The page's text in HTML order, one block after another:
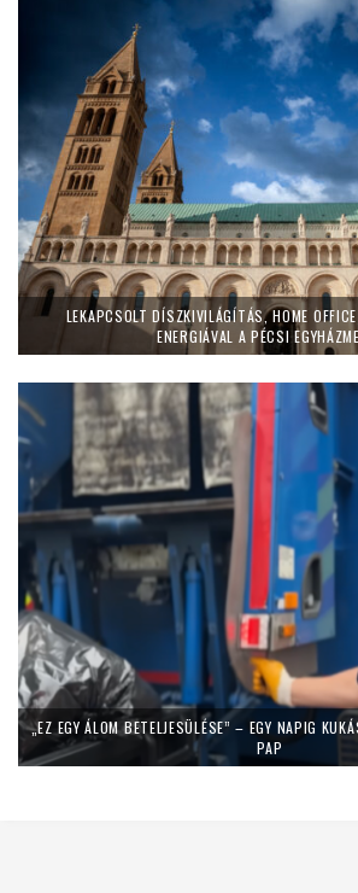
LEKAPCSOLT DÍSZKIVILÁGÍTÁS, HOME
ENERGIÁVAL A PÉCSI
„EZ EGY ÁLOM BETELJESÜLÉSE” – EGY NAPIG
PAP